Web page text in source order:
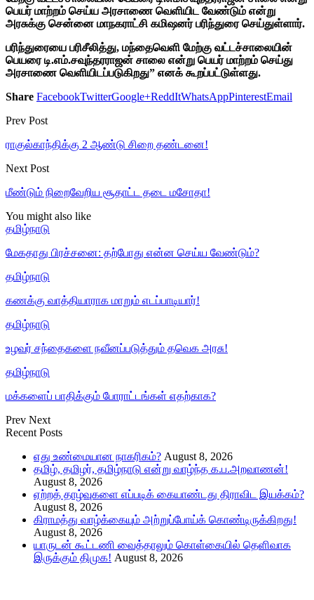
பெயர் மாற்றம் செய்ய அரசாணை வெளியிட வேண்டும் என்று
அரசுக்கு சென்னை மாநகராட்சி கமிஷனர் பரிந்துரை செய்துள்ளார்.
பரிந்துரையை பரிசீலித்து, மந்தைவெளி மேற்கு வட்டச்சாலையின்
பெயரை டி.எம்.சவுந்தரராஜன் சாலை என்று பெயர் மாற்றம் செய்து
அரசாணை வெளியிடப்படுகிறது” எனக் கூறப்பட்டுள்ளது.
Share FacebookTwitterGoogle+ReddItWhatsAppPinterestEmail
Prev Post
ராகுல்காந்திக்கு 2 ஆண்டு சிறை தண்டனை!
Next Post
மீண்டும் நிறைவேறிய சூதாட்ட தடை மசோதா!
You might also like
தமிழ்நாடு
மேகதாது பிரச்சனை: தற்போது என்ன செய்ய வேண்டும்?
தமிழ்நாடு
கணக்கு வாத்தியாராக மாறும் எடப்பாடியார்!
தமிழ்நாடு
உழவர் சந்தைகளை நவீனப்படுத்தும் தவெக அரசு!
தமிழ்நாடு
மக்களைப் பாதிக்கும் போராட்டங்கள் எதற்காக?
Prev Next
Recent Posts
எது உண்மையான நாகரிகம்? August 8, 2026
தமிழ், தமிழர், தமிழ்நாடு என்று வாழ்ந்த க.ப.அறவாணன்!
August 8, 2026
ஏற்றத் தாழ்வுகளை எப்படிக் கையாண்டது திராவிட இயக்கம்?
August 8, 2026
கிராமத்து வாழ்க்கையும் அற்றுப்போய்க் கொண்டிருக்கிறது!
August 8, 2026
யாருடன் கூட்டணி வைத்தாலும் கொள்கையில் தெளிவாக
இருக்கும் திமுக! August 8, 2026